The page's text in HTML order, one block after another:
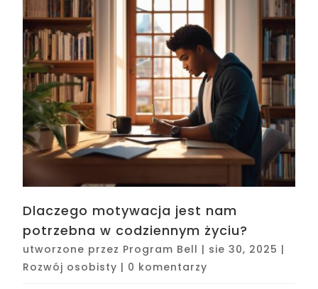
Dlaczego motywacja jest nam
potrzebna w codziennym życiu?
utworzone przez Program Bell | sie 30, 2025 |
Rozwój osobisty | 0 komentarzy